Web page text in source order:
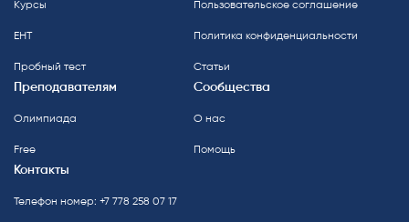
Курсы
ЕНТ
Пробный тест
Пользовательское соглашение
Политика конфиденциальности
Статьи
Преподавателям
Олимпиада
Free
Сообщества
О нас
Помощь
Контакты
Телефон номер: +7 778 258 07 17